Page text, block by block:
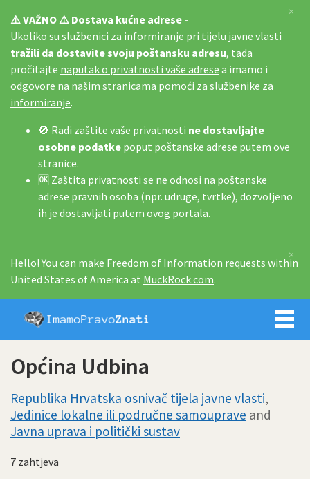
⚠️ VAŽNO ⚠️ Dostava kućne adrese -
Ukoliko su službenici za informiranje pri tijelu javne vlasti
tražili da dostavite svoju poštansku adresu, tada
pročitajte naputak o privatnosti vaše adrese a imamo i
odgovore na našim stranicama pomoći za službenike za
informiranje.
🚫 Radi zaštite vaše privatnosti ne dostavljajte
osobne podatke poput poštanske adrese putem ove
stranice.
🆗 Zaštita privatnosti se ne odnosi na poštanske
adrese pravnih osoba (npr. udruge, tvrtke), dozvoljeno
ih je dostavljati putem ovog portala.
×
Hello! You can make Freedom of Information requests within
United States of America at MuckRock.com.
×
Imamo
Općina Udbina
Republika Hrvatska osnivač tijela javne vlasti,
Jedinice lokalne ili područne samouprave and
Javna uprava i politički sustav
7 zahtjeva